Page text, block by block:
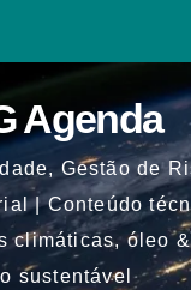
Agenda
Gestão de
| Conteúdo
climáticas, óleo
sustentável